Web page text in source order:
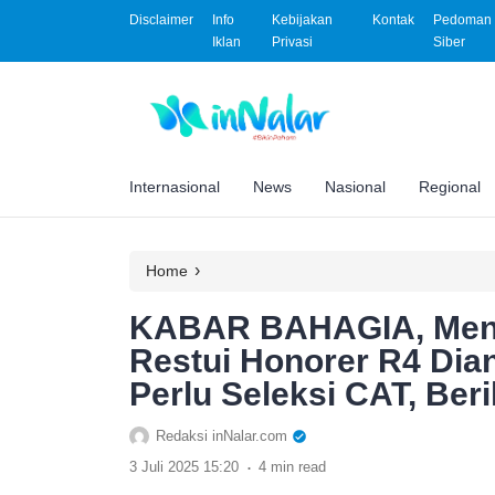
Disclaimer
Info
Iklan
Kebijakan
Privasi
Kontak
Siber
Internasional News Nasional Regional
Home ›
KABAR BAHAGIA,
Restui Honorer R4
Perlu Seleksi CAT,
Redaksi inNalar.com
3 Juli 2025 15:20 . 4 min read